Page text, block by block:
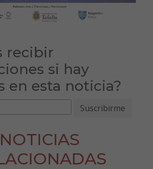
recibir
si hay
en esta noticia?
NOTICIAS